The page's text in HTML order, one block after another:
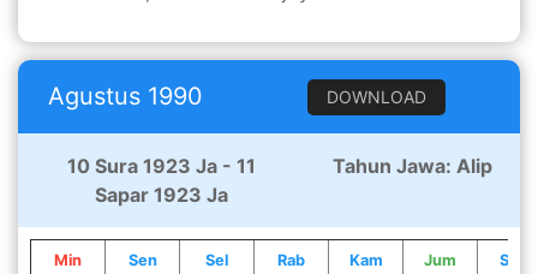
Agustus 1990 DOWNLOAD
10 Sura 1923 Ja - 11
Sapar 1923 Ja
Tahun Jawa: Alip
Min Sen Sel Rab Kam Jum Sab